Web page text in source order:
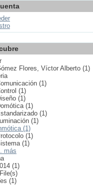
Flores, Víctor Alberto (1)
(1)
(1)
(1)
(1)
(1)
Iluminación (1)
(1)
(1)
(1)
más
(1)
(1)